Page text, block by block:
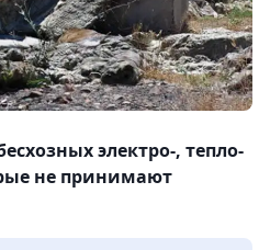
электро-, тепло-
не принимают